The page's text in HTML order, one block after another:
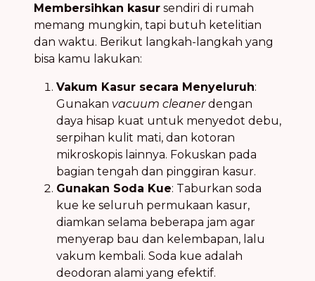
Membersihkan kasur sendiri di rumah
memang mungkin, tapi butuh ketelitian
dan waktu. Berikut langkah-langkah yang
bisa kamu lakukan:
Vakum Kasur secara Menyeluruh:
Gunakan vacuum cleanerdengan
daya hisap kuat untuk menyedot debu,
serpihan kulit mati, dan kotoran
mikroskopis lainnya. Fokuskan pada
bagian tengah dan pinggiran kasur.
Gunakan Soda Kue: Taburkan soda
kue ke seluruh permukaan kasur,
diamkan selama beberapa jam agar
menyerap bau dan kelembapan, lalu
vakum kembali. Soda kue adalah
deodoran alami yang efektif.